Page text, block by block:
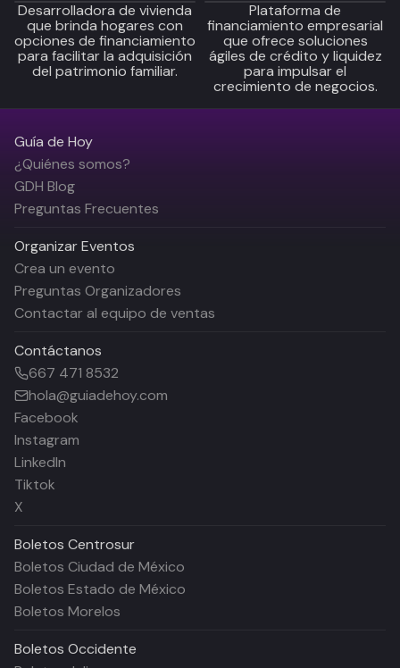
Desarrolladora de vivienda
que brinda hogares con
opciones de financiamiento
para facilitar la adquisición
del patrimonio familiar.
Plataforma de
financiamiento empresarial
que ofrece soluciones
ágiles de crédito y liquidez
para impulsar el
crecimiento de negocios.
Guía de Hoy
¿Quiénes somos?
GDH Blog
Preguntas Frecuentes
Organizar Eventos
Crea un evento
Preguntas Organizadores
Contactar al equipo de ventas
Contáctanos
667 471 8532
hola@guiadehoy.com
Facebook
Instagram
LinkedIn
Tiktok
X
Boletos Centrosur
Boletos Ciudad de México
Boletos Estado de México
Boletos Morelos
Boletos Occidente